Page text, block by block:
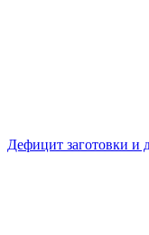
Дефицит заготовки и